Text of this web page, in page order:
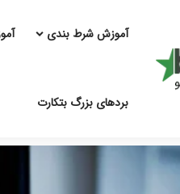
آموزش شرط بندی
بردهای بزرگ بتکارت